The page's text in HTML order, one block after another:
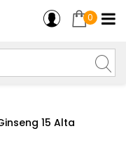
0
15 Alta